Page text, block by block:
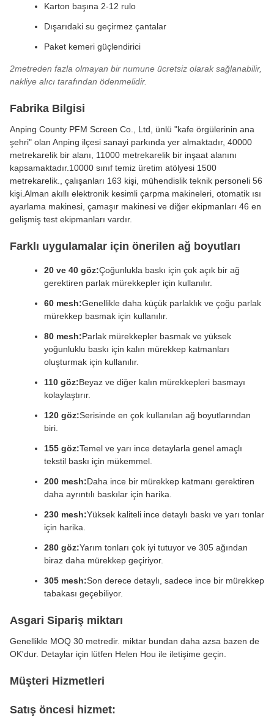
Karton başına 2-12 rulo
Dışarıdaki su geçirmez çantalar
Paket kemeri güçlendirici
2metreden fazla olmayan bir numune ücretsiz olarak sağlanabilir,
nakliye alıcı tarafından ödenmelidir.
Fabrika Bilgisi
Anping County PFM Screen Co., Ltd, ünlü "kafe örgülerinin ana
şehri" olan Anping ilçesi sanayi parkında yer almaktadır, 40000
metrekarelik bir alanı, 11000 metrekarelik bir inşaat alanını
kapsamaktadır.10000 sınıf temiz üretim atölyesi 1500
metrekarelik., çalışanları 163 kişi, mühendislik teknik personeli 56
kişi.Alman akıllı elektronik kesimli çarpma makineleri, otomatik ısı
ayarlama makinesi, çamaşır makinesi ve diğer ekipmanları 46 en
gelişmiş test ekipmanları vardır.
Farklı uygulamalar için önerilen ağ boyutları
20 ve 40 göz:Çoğunlukla baskı için çok açık bir ağ
gerektiren parlak mürekkepler için kullanılır.
60 mesh:Genellikle daha küçük parlaklık ve çoğu parlak
mürekkep basmak için kullanılır.
80 mesh:Parlak mürekkepler basmak ve yüksek
yoğunluklu baskı için kalın mürekkep katmanları
oluşturmak için kullanılır.
110 göz:Beyaz ve diğer kalın mürekkepleri basmayı
kolaylaştırır.
120 göz:Serisinde en çok kullanılan ağ boyutlarından
biri.
155 göz:Temel ve yarı ince detaylarla genel amaçlı
tekstil baskı için mükemmel.
200 mesh:Daha ince bir mürekkep katmanı gerektiren
daha ayrıntılı baskılar için harika.
230 mesh:Yüksek kaliteli ince detaylı baskı ve yarı tonlar
için harika.
280 göz:Yarım tonları çok iyi tutuyor ve 305 ağından
biraz daha mürekkep geçiriyor.
305 mesh:Son derece detaylı, sadece ince bir mürekkep
tabakası geçebiliyor.
Asgari Sipariş miktarı
Genellikle MOQ 30 metredir. miktar bundan daha azsa bazen de
OK'dur. Detaylar için lütfen Helen Hou ile iletişime geçin.
Müşteri Hizmetleri
Satış öncesi hizmet: